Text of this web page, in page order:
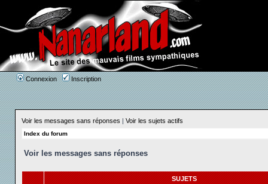
Connexion Inscription
Voir les messages sans réponses | Voir les sujets actifs
Index du forum
Voir les messages sans réponses
SUJETS